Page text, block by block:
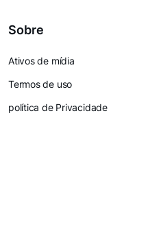
Sobre
Ativos de mídia
Termos de uso
política de Privacidade